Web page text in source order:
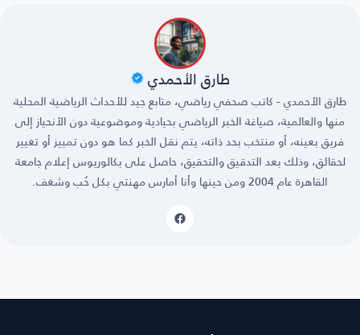
طارق الأحمدي
طارق الأحمدي - كاتب صحفي رياضي، متابع جيد للأحداث الرياضية المحلية
منها والعالمية، صياغة الخبر الرياضي بحيادية وموضوعية دون الأنحياز إلى
فريق بعينه، أو منتخب بحد ذاته، يتم نقل الخبر كما هو دون تمييز أو تغيير
لحقائق، وذلك بعد التدقيق والتحقيق، حاصل على بكالوريوس إعلام جامعة
القاهرة عام 2004 ومن حينها وأنا أمارس مهنتي بكل حُب وشغف.